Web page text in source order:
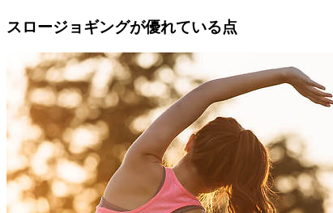
スロージョギングが優れている点